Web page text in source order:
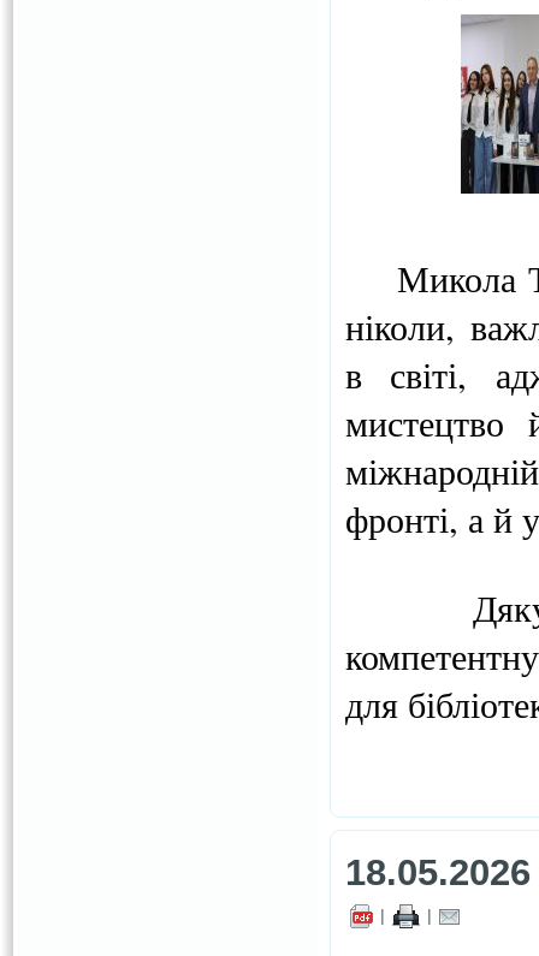
Микола
ніколи,
в світі,
мистецтво
фронті, а й
для
18.05.2026
| |